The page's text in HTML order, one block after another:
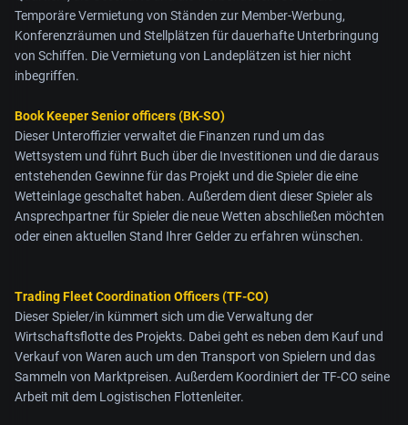
Temporäre Vermietung von Ständen zur Member-Werbung,
Konferenzräumen und Stellplätzen für dauerhafte Unterbringung
von Schiffen. Die Vermietung von Landeplätzen ist hier nicht
inbegriffen.
Book Keeper Senior officers (BK-SO)
Dieser Unteroffizier verwaltet die Finanzen rund um das
Wettsystem und führt Buch über die Investitionen und die daraus
entstehenden Gewinne für das Projekt und die Spieler die eine
Wetteinlage geschaltet haben. Außerdem dient dieser Spieler als
Ansprechpartner für Spieler die neue Wetten abschließen möchten
oder einen aktuellen Stand Ihrer Gelder zu erfahren wünschen.
Trading Fleet Coordination Officers (TF-CO)
Dieser Spieler/in kümmert sich um die Verwaltung der
Wirtschaftsflotte des Projekts. Dabei geht es neben dem Kauf und
Verkauf von Waren auch um den Transport von Spielern und das
Sammeln von Marktpreisen. Außerdem Koordiniert der TF-CO seine
Arbeit mit dem Logistischen Flottenleiter.